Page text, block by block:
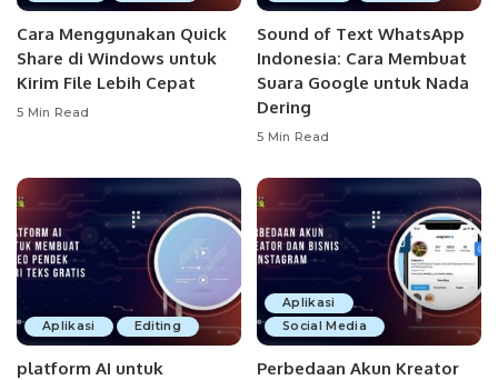
Cara Menggunakan Quick
Share di Windows untuk
Kirim File Lebih Cepat
5 Min Read
Sound of Text WhatsApp
Indonesia: Cara Membuat
Suara Google untuk Nada
Dering
5 Min Read
Aplikasi Editing
platform AI untuk
Aplikasi
Social Media
Perbedaan Akun Kreator